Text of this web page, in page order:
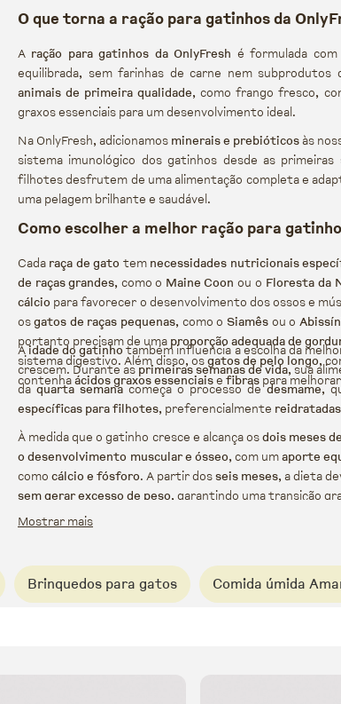
O que torna a ração para gatinhos da
A ração para gatinhos da OnlyFresh é formulada
equilibrada, sem farinhas de carne nem subprodutos
animais de primeira qualidade, como frango fresco,
graxos essenciais para um desenvolvimento ideal.
Na OnlyFresh, adicionamos minerais e prebióticosàs
sistema imunológico dos gatinhos desde as
filhotes desfrutem de uma alimentação completa e
uma pelagem brilhante e saudável.
Como escolher a melhor ração para
Cada raça de gato tem necessidades nutricionais
de raças grandes, como o Maine Coon ou o Floresta da
cálcio para favorecer o desenvolvimento dos ossos e
osgatos de raças pequenas, como o Siamês ou o
portanto precisam de uma proporção adequada de
sistema digestivo. Além disso, osgatos de pelo longo,
contenhaácidos graxos essenciaise fibras para
Aidade do gatinhotambém influencia a escolha da
crescem. Durante asprimeiras semanas de vida, sua
daquarta semanacomeça o processo dedesmame,
específicas para filhotes, preferencialmente reidratadas
À medida que o gatinho cresce e alcança osdois meses
o desenvolvimento muscular e ósseo, com umaporte
como cálcio e fósforo. A partir dosseis meses, a dieta
sem gerar excesso de peso, garantindo uma transição
Mostrar mais
Brinquedos para gatos Comida úmida